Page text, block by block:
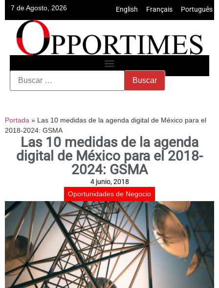
7 de Agosto, 2026 English Français Português
Portada » Las 10 medidas de la agenda digital de México para el
2018-2024: GSMA
Las 10 medidas de la agenda
digital de México para el 2018-
2024: GSMA
4 junio, 2018
Oportunidades de Negocio